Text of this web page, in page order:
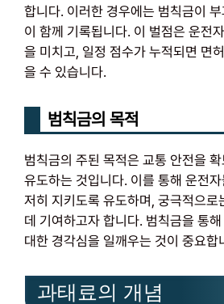
합니다. 이러한 경우에는 범칙금이
이 함께 기록됩니다. 이 벌점은 운전
을 미치고, 일정 점수가 누적되면 면
을 수 있습니다.
범칙금의 목적
범칙금의 주된 목적은 교통 안전을
유도하는 것입니다. 이를 통해 운전
저히 지키도록 유도하며, 궁극적으로
데 기여하고자 합니다. 범칙금을 통
대한 경각심을 일깨우는 것이 중요합
과태료의 개념